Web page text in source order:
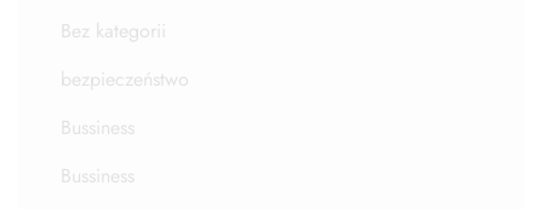
Bez kategorii
bezpieczeństwo
Bussiness
Bussiness